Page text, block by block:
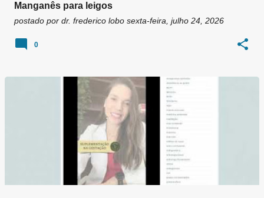
Manganês para leigos
postado por dr. frederico lobo sexta-feira, julho 24, 2026
0